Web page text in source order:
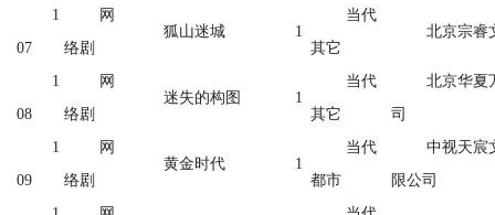
1
07
网
络剧
狐山迷城 1
当代
其它
北京宗睿
1
08
网
络剧
迷失的构图 1
当代
其它
北京华夏
司
1
09
网
络剧
黄金时代 1
当代
都市
中视天宸
限公司